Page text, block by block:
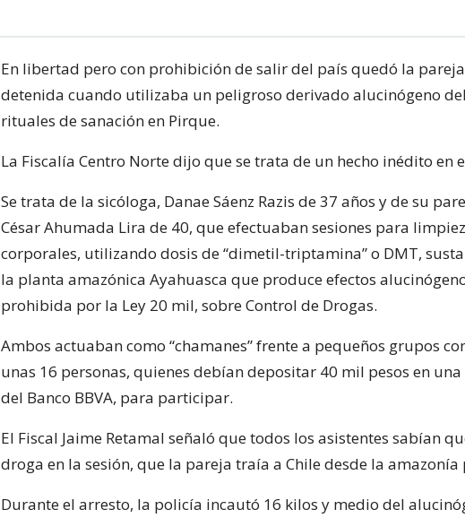
En libertad pero con prohibición de salir del país quedó la
detenida cuando utilizaba un peligroso derivado alucinógeno del
rituales de sanación en Pirque.
La Fiscalía Centro Norte dijo que se trata de un hecho inédito en
Se trata de la sicóloga, Danae Sáenz Razis de 37 años y de su
César Ahumada Lira de 40, que efectuaban sesiones para
corporales, utilizando dosis de “dimetil-triptamina” o DMT,
la planta amazónica Ayahuasca que produce efectos
prohibida por la Ley 20 mil, sobre Control de Drogas.
Ambos actuaban como “chamanes” frente a pequeños grupos
unas 16 personas, quienes debían depositar 40 mil pesos en
del Banco BBVA, para participar.
El Fiscal Jaime Retamal señaló que todos los asistentes sabían
droga en la sesión, que la pareja traía a Chile desde la amazonía
Durante el arresto, la policía incautó 16 kilos y medio del